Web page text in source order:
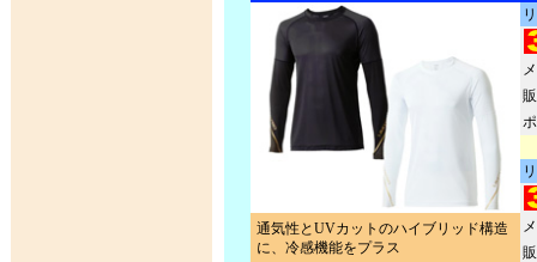
通気性とUVカットのハイブリッド構造
に、冷感機能をプラス